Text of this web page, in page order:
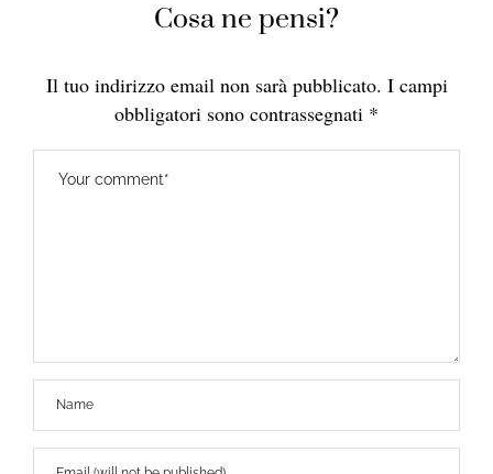
Cosa ne pensi?
Il tuo indirizzo email non sarà pubblicato. I campi
obbligatori sono contrassegnati *